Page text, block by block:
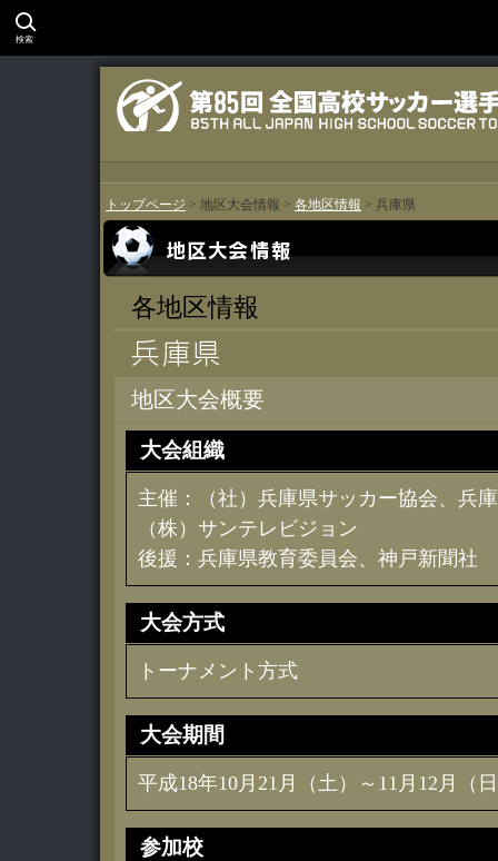
検索
トップページ > 地区大会情報 > 各地区情報 > 兵庫県
各地区情報
地区大会概要
大会組織
主催：（社）兵庫県サッカー協会、兵
（株）サンテレビジョン
後援：兵庫県教育委員会、神戸新聞社
大会方式
トーナメント方式
大会期間
平成18年10月21月（土）～11月12月（
参加校